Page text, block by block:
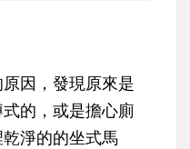
因，發現原來是
的，或是擔心廁
淨的的坐式馬